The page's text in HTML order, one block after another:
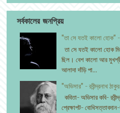
সর্বকালের জনপ্রিয়
"তা সে যতই কালো হোক" -
তা সে যতই কালো হোক
ছিল। বেশ কালো আর
আলাদা দাঁড়ি পা...
"অভিসার" - রবীন্দ্রনাথ
কবিতা- অভিসার কবি-
প্রেক্ষাপট-